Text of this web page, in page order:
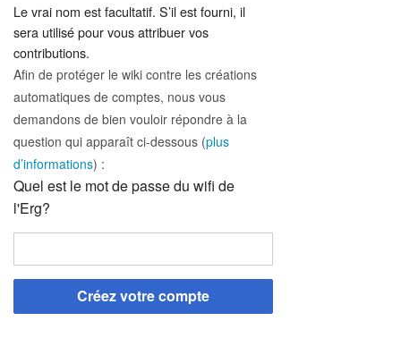
Le vrai nom est facultatif. S’il est fourni, il
sera utilisé pour vous attribuer vos
contributions.
Afin de protéger le wiki contre les créations
automatiques de comptes, nous vous
demandons de bien vouloir répondre à la
question qui apparaît ci-dessous (plus
d’informations) :
Quel est le mot de passe du wifi de
l'Erg?
Créez votre compte